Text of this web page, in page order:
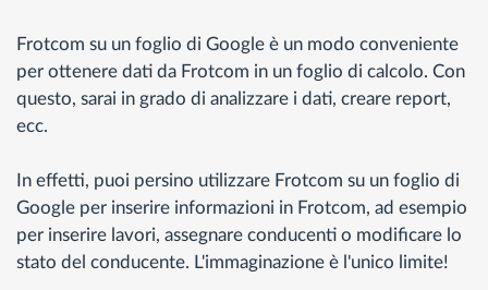
Frotcom su un foglio di Google è un modo conveniente
per ottenere dati da Frotcom in un foglio di calcolo. Con
questo, sarai in grado di analizzare i dati, creare report,
ecc.
In effetti, puoi persino utilizzare Frotcom su un foglio di
Google per inserire informazioni in Frotcom, ad esempio
per inserire lavori, assegnare conducenti o modificare lo
stato del conducente. L'immaginazione è l'unico limite!